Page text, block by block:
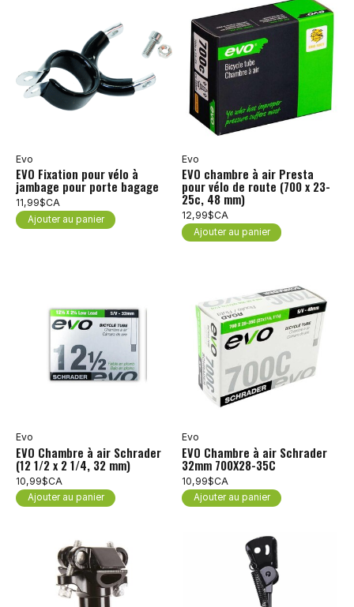
Evo
EVO Fixation pour vélo à
jambage pour porte bagage
11,99$CA
Ajouter au panier
Evo
EVO chambre à air Presta
pour vélo de route (700 x 23-
25c, 48 mm)
12,99$CA
Ajouter au panier
Evo
EVO Chambre à air Schrader
(12 1/2 x 2 1/4, 32 mm)
10,99$CA
Ajouter au panier
Evo
EVO Chambre à air Schrader
32mm 700X28-35C
10,99$CA
Ajouter au panier